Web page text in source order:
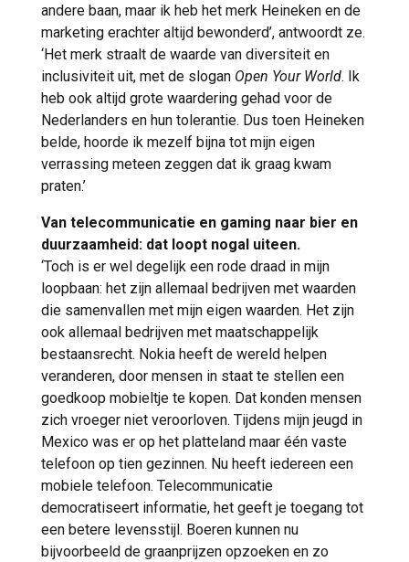
andere baan, maar ik heb het merk Heineken en de
marketing erachter altijd bewonderd’, antwoordt ze.
‘Het merk straalt de waarde van diversiteit en
inclusiviteit uit, met de slogan Open Your World. Ik
heb ook altijd grote waardering gehad voor de
Nederlanders en hun tolerantie. Dus toen Heineken
belde, hoorde ik mezelf bijna tot mijn eigen
verrassing meteen zeggen dat ik graag kwam
praten.’
Van telecommunicatie en gaming naar bier en
duurzaamheid: dat loopt nogal uiteen.
‘Toch is er wel degelijk een rode draad in mijn
loopbaan: het zijn allemaal bedrijven met waarden
die samenvallen met mijn eigen waarden. Het zijn
ook allemaal bedrijven met maatschappelijk
bestaansrecht. Nokia heeft de wereld helpen
veranderen, door mensen in staat te stellen een
goedkoop mobieltje te kopen. Dat konden mensen
zich vroeger niet veroorloven. Tijdens mijn jeugd in
Mexico was er op het platteland maar één vaste
telefoon op tien gezinnen. Nu heeft iedereen een
mobiele telefoon. Telecommunicatie
democratiseert informatie, het geeft je toegang tot
een betere levensstijl. Boeren kunnen nu
bijvoorbeeld de graanprijzen opzoeken en zo